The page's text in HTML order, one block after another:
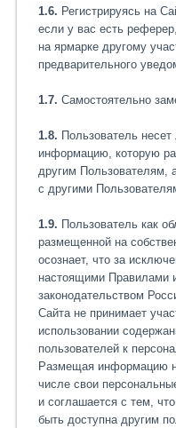
1.6. Регистрируясь на
если у вас есть
на ярмарке другому
предварительного
1.7. Самостоятельно
1.8. Пользователь
информацию, которую
другим Пользователям,
с другими
1.9. Пользователь как
размещенной на
осознает, что за
настоящими Правилами
законодательством
Сайта не принимает
использовании
пользователей к
Размещая информацию
числе свои
и соглашается с тем,
быть доступна другим